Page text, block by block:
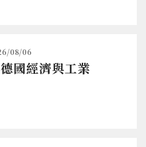
08/06
國經濟與工業